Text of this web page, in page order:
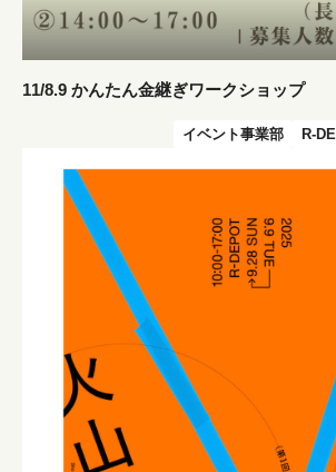
11/8.9 かんたん金継ぎワークショップ
イベント事業部 R-